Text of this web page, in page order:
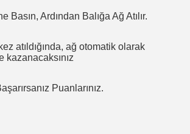
Basın, Ardından Balığa Ağ Atılır.
atıldığında, ağ otomatik olarak
kazanacaksınız
Puanlarınız.